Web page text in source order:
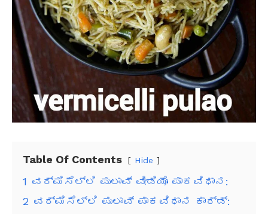
Table Of Contents Hide
1 ವರ್ಮಿಸೆಲ್ಲಿ ಪುಲಾವ್ ವೀಡಿಯೊ ಪಾಕವಿಧಾನ:
2 ವರ್ಮಿಸೆಲ್ಲಿ ಪುಲಾವ್ ಪಾಕವಿಧಾನ ಕಾರ್ಡ್: